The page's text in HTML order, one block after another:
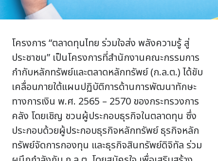
โครงการ “ตลาดทุนไทย ร่วมใจส่ง พลังความรู้ สู่
ประชาชน” เป็นโครงการที่สำนักงานคณะกรรมการ
กำกับหลักทรัพย์และตลาดหลักทรัพย์ (ก.ล.ต.) ได้ขับ
เคลื่อนภายใต้แผนปฏิบัติการด้านการพัฒนาทักษะ
ทางการเงิน พ.ศ. 2565 – 2570 ของกระทรวงการ
คลัง โดยเชิญ ชวนผู้ประกอบธุรกิจในตลาดทุน ซึ่ง
ประกอบด้วยผู้ประกอบธุรกิจหลักทรัพย์ ธุรกิจหลัก
ทรัพย์จัดการกองทุน และธุรกิจสินทรัพย์ดิจิทัล ร่วม